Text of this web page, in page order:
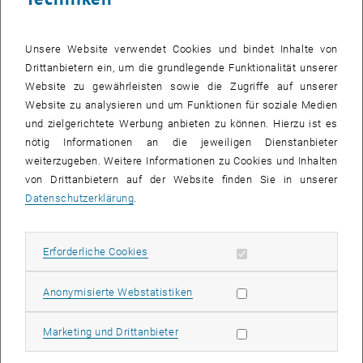
Wechselwirkungen zwischen Pflanzen und ihren abiotischen
Ressourcen beitragen. Die Überwachung der Vegetation mit Hilfe
von Mikrowellen-Satellitenbeobachtungen liefert aufgrund der
höheren Eindringtiefe der Mikrowellenstrahlung und ihrer
Empfindlichkeit gegenüber dem Wassergehalt der Vegetation
ergänzende Informationen zu den üblicherweise verwendeten
optischen Daten. Die sogenannte optische Vegetationstiefe (VOD),
welche man aus solchen Mikrowellenmessungen ableiten kann,
kann zur Analyse wasserbezogener Prozesse verwendet werden, die
Die optische Tiefe der Vegetation kann mit aktiven und passiven
Empfindlichkeit des VOD gegenüber der Vegetationsdecke variiert je
VOD-Datensätze im Hinblick auf die angestrebten
Unsere Website verwendet Cookies und bindet Inhalte von
Drittanbietern ein, um die grundlegende Funktionalität unserer
Website zu gewährleisten sowie die Zugriffe auf unserer
Website zu analysieren und um Funktionen für soziale Medien
und zielgerichtete Werbung anbieten zu können. Hierzu ist es
nötig Informationen an die jeweiligen Dienstanbieter
weiterzugeben. Weitere Informationen zu Cookies und Inhalten
von Drittanbietern auf der Website finden Sie in unserer
Datenschutzerklärung
Erforderliche Cookies Erforderliche Cookies zulassen
Anonymisierte WebstatistikenStatistik Cookies zulassen
Marketing und DrittanbieterMarketing Cookies zulassen